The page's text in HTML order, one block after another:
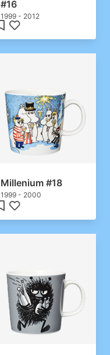
#16
1999 - 2012
Millenium #18
1999 - 2000